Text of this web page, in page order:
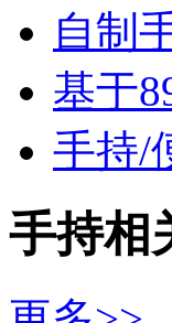
自制
基于
手持/
手持相